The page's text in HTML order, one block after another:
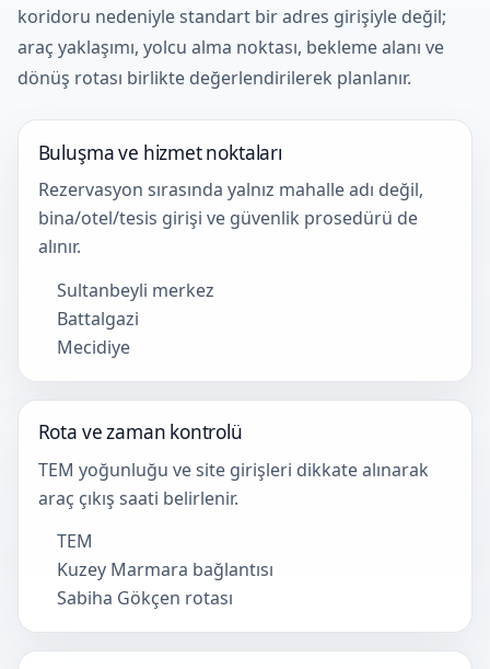
koridoru nedeniyle standart bir adres girişiyle değil;
araç yaklaşımı, yolcu alma noktası, bekleme alanı ve
dönüş rotası birlikte değerlendirilerek planlanır.
Buluşma ve hizmet noktaları
Rezervasyon sırasında yalnız mahalle adı değil,
bina/otel/tesis girişi ve güvenlik prosedürü de
alınır.
Sultanbeyli merkez
Battalgazi
Mecidiye
Rota ve zaman kontrolü
TEM yoğunluğu ve site girişleri dikkate alınarak
araç çıkış saati belirlenir.
TEM
Kuzey Marmara bağlantısı
Sabiha Gökçen rotası